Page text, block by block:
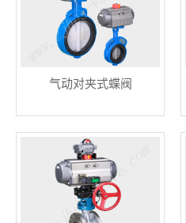
气动对夹式蝶阀